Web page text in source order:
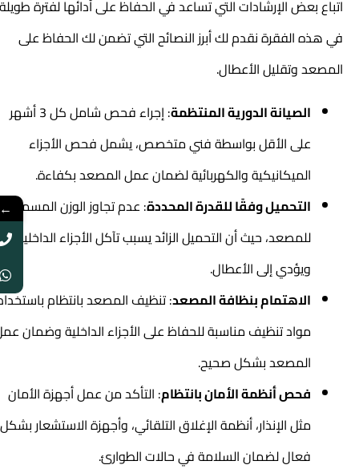
اتباع بعض الإرشادات التي تساعد في الحفاظ على أدائها لفترة طويلة،
في هذه الفقرة نقدم لك أبرز النصائح التي تضمن لك الحفاظ على
المصعد وتقليل الأعطال.
الصيانة الدورية المنتظمة
: إجراء فحص شامل كل 3 أشهر
على الأقل بواسطة فني متخصص، يشمل فحص الأجزاء
الميكانيكية والكهربائية لضمان عمل المصعد بكفاءة.
التحميل وفقًا للقدرة المحددة: عدم تجاوز الوزن المسموح به
للمصعد، حيث أن التحميل الزائد يسبب تآكل الأجزاء الداخلية
ويؤدي إلى الأعطال.
الاهتمام بنظافة المصعد: تنظيف المصعد بانتظام باستخدام
مواد تنظيف مناسبة للحفاظ على الأجزاء الداخلية وضمان عمل
المصعد بشكل صحيح.
فحص أنظمة الأمان بانتظام: التأكد من عمل أجهزة الأمان
مثل الإنذار، أنظمة الإغلاق التلقائي، وأجهزة الاستشعار بشكل
فعال لضمان السلامة في حالات الطوارئ.
←